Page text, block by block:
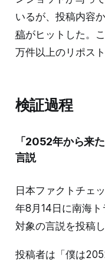
いるが、投稿内容
稿がヒットした。
万件以上のリポス
検証過程
「2052年から来
言説
日本ファクトチェ
年8月14日に南海
対象の言説を投稿
投稿者は「僕は